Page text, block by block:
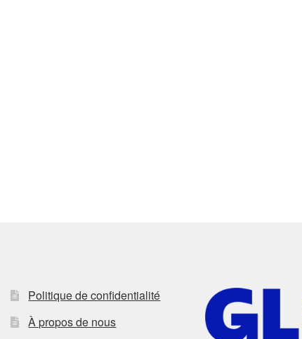
Politique de confidentialité
À propos de nous